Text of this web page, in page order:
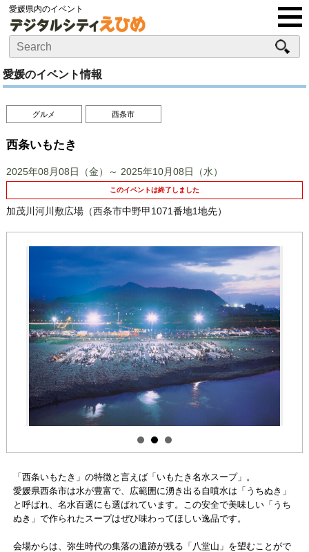
愛媛県内のイベント
愛媛のイベント情報
グルメ 西条市
西条いもたき
2025年08月08日（金）～ 2025年10月08日（水）
このイベントは終了しました
加茂川河川敷広場（西条市中野甲1071番地1地先）
「西条いもたき」の特徴と言えば「いもたき名水スープ」。
愛媛県西条市は水が豊富で、広範囲に湧き出る自噴水は「うちぬき」
と呼ばれ、名水百選にも選ばれています。この安全で美味しい「うち
ぬき」で作られたスープはぜひ味わってほしい逸品です。
会場からは、弥生時代の集落の遺跡が残る「八堂山」を望むことがで